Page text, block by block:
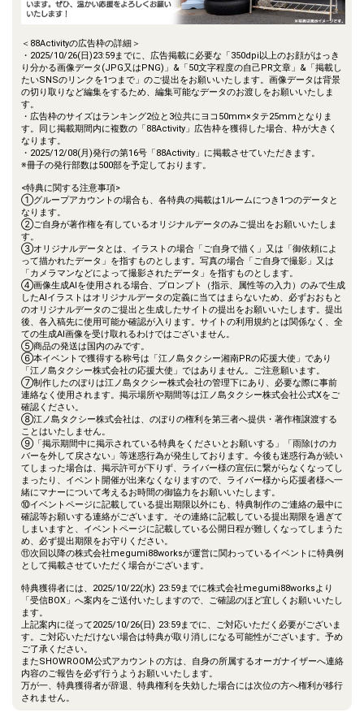
＜88Activityの広告枠の詳細＞
・2025/10/26(日)23:59までに、広告掲載に必要な「350dpi以上のお顔がはっき
り分かる画像データ(JPG又はPNG)」&「50文字程度の自己PR文章」&「掲載し
たいSNSのリンクを1つまで」のご提出をお願いいたします。画像データは背景
の切り取りなど編集をするため、編集可能なデータのお渡しをお願いいたしま
す。
・広告枠のサイズはランキング2位と3位共にヨコ50mm×タテ25mmとなりま
す。同じ掲載期間内に複数の「88Activity」広告枠を獲得した場合、枠が大きく
なります。
・2025/12/08(月)発行の第16号「88Activity」に掲載させていただきます。
※冊子の発行部数は500部を予定しております。
<特典に関する注意事項>
①グループアカウントの場合も、各特典の掲載は1ルームにつき1つのデータと
なります。
②ご自身が著作権を有しているオリジナルデータのみご提出をお願いいたしま
す。
③オリジナルデータとは、イラストの場合「ご自身で描く」又は「御依頼によ
って描かれたデータ」を指すものとします。写真の場合「ご自身で撮影」又は
「カメラマンなどによって撮影されたデータ」を指すものとします。
④画像生成AIを使用される場合、プロンプト（指示、属性等の入力）のみで生成
したAIイラストはオリジナルデータの定義に当てはまらないため、必ずおおもと
のオリジナルデータのご提出と生成したサイトの提出をお願いいたします。提出
後、各入稿先に使用可能か確認が入ります。サイトの利用規約とは関係なく、全
ての生成AI画像を受け取れるわけではございません。
⑤商品の発送は国内のみです。
⑥本イベントで獲得する称号は「江ノ島タクシー湘南PRの応援大使」であり
「江ノ島タクシー株式会社の応援大使」ではありません。ご注意願います。
⑦制作したのぼりは江ノ島タクシー株式会社の管理下にあり、必要な際に事前
連絡なく使用されます。掲示場所や期間等は江ノ島タクシー株式会社公式Xをご
確認ください。
⑧江ノ島タクシー株式会社は、のぼりの権利を第三者へ提供・著作権譲渡する
ことはいたしません。
⑨「掲示期間中に掲示されている特典をくださいとお願いする」「雨除けのカ
バーを外して戻さない」等迷惑行為が発生しております。今後も迷惑行為が続い
てしまった場合は、掲示許可が下りず、ライバー様の宣伝に繋がらなくなってし
まったり、イベント開催が出来なくなりますので、ライバー様から応援者様へ一
緒にマナーについて考えるお時間の御協力をお願いいたします。
⑩イベントページに記載している提出期限以外にも、特典制作のご連絡の最中に
確認等お願いする連絡がございます。その連絡に記載している提出期限を過ぎて
しまいますと、イベントページに記載している公開日程が難しくなってしまうた
め、必ず提出期限をお守りください。
⑪次回以降の株式会社megumi88worksが運営に関わっているイベントに特典例
として掲載させていただく場合がございます。
特典獲得者には、2025/10/22(水) 23:59までに株式会社megumi88worksより
「受信BOX」へ案内をご送付いたしますので、ご確認のほど宜しくお願いいたし
ます。
上記案内に従って2025/10/26(日) 23:59までに、ご対応いただく必要がございま
す。ご対応いただけない場合は特典が取り消しになる可能性がございます。予め
ご了承ください。
またSHOWROOM公式アカウントの方は、自身の所属するオーガナイザーへ連絡
内容のご報告を必ず行うようお願いいたします。
万が一、特典獲得者が辞退、特典権利を失効した場合には次位の方へ権利が移行
されません。